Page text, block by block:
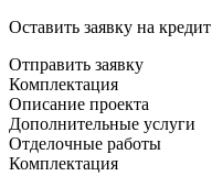
Оставить заявку на кредит
Отправить заявку
Комплектация
Описание проекта
Дополнительные услуги
Отделочные работы
Комплектация